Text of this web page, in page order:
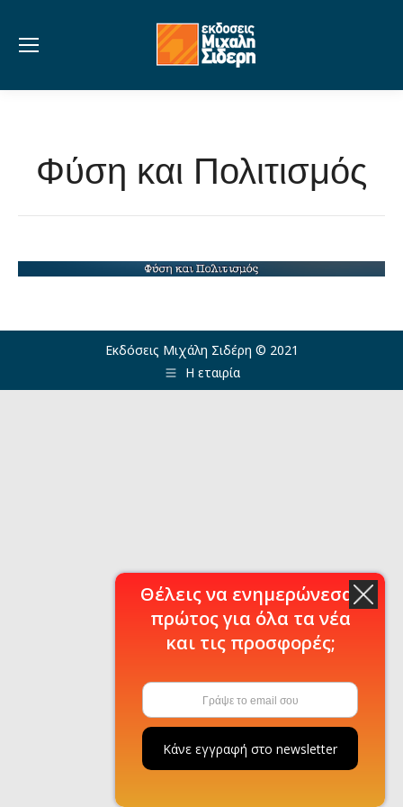
Φύση και Πολιτισμός
Εκδόσεις Μιχάλη Σιδέρη © 2021
Η εταιρία
Θέλεις να ενημερώνεσαι
πρώτος για όλα τα νέα
και τις προσφορές;
Κάνε εγγραφή στο newsletter